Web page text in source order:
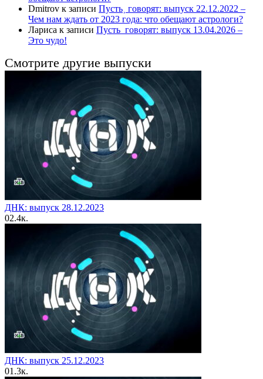
Dmitrov к записи Пусть˲ говорят: выпуск 22.12.2022 –
Чем нам ждать от 2023 года: что обещают астрологи?
Лариса к записи Пусть_говорят: выпуск 13.04.2026 –
Это чудо!
Смотрите другие выпуски
ДНК: выпуск 28.12.2023
02.4к.
ДНК: выпуск 25.12.2023
01.3к.